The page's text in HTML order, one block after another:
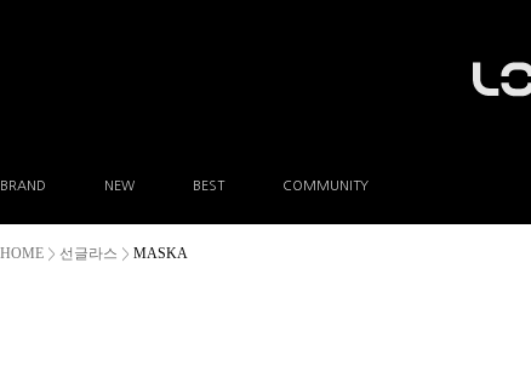
BRAND NEW BEST COMMUNITY
HOME > 선글라스 > MASKA